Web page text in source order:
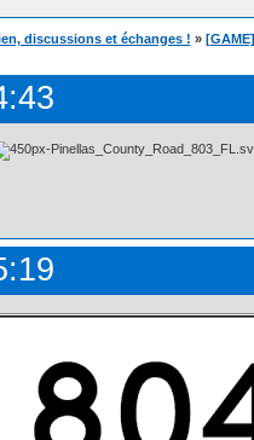
discussions et échanges ! »